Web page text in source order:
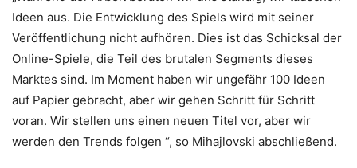
Ideen aus. Die Entwicklung des Spiels wird mit seiner
Veröffentlichung nicht aufhören. Dies ist das Schicksal der
Online-Spiele, die Teil des brutalen Segments dieses
Marktes sind. Im Moment haben wir ungefähr 100 Ideen
auf Papier gebracht, aber wir gehen Schritt für Schritt
voran. Wir stellen uns einen neuen Titel vor, aber wir
werden den Trends folgen “, so Mihajlovski abschließend.